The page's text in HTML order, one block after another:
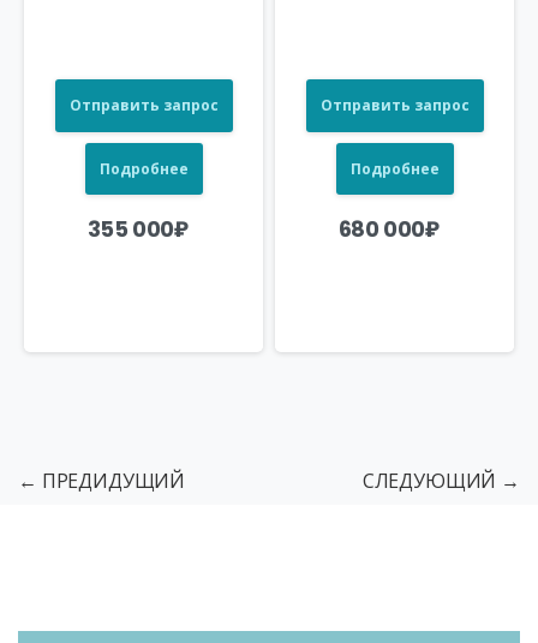
Отправить запрос
Подробнее
355 000₽
Отправить запрос
Подробнее
680 000₽
← ПРЕДИДУЩИЙ СЛЕДУЮЩИЙ →